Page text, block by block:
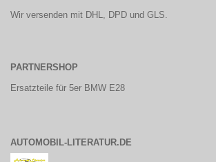
Wir versenden mit DHL, DPD und GLS.
PARTNERSHOP
Ersatzteile für 5er BMW E28
AUTOMOBIL-LITERATUR.DE